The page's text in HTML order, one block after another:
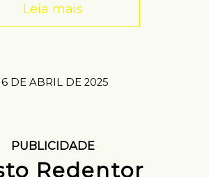
Leia mais
DE ABRIL DE 2025
PUBLICIDADE
Redentor